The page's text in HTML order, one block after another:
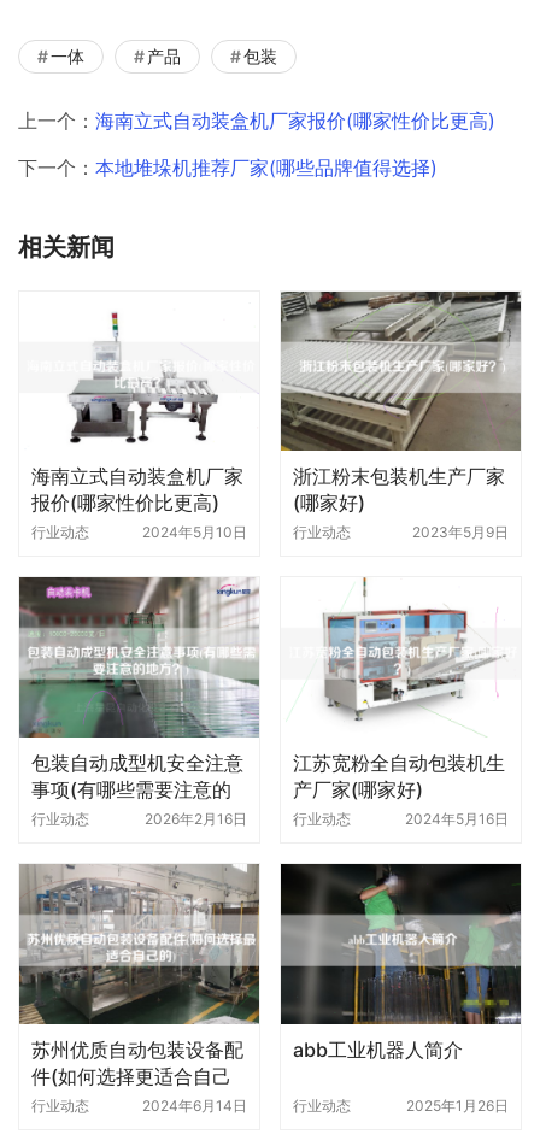
一体 产品 包装
上一个： 海南立式自动装盒机厂家报价(哪家性价比更高)
下一个： 本地堆垛机推荐厂家(哪些品牌值得选择)
相关新闻
海南立式自动装盒机厂家
报价(哪家性价比更高)
行业动态 2024年5月10日
浙江粉末包装机生产厂家
(哪家好)
行业动态 2023年5月9日
包装自动成型机安全注意
事项(有哪些需要注意的
地方)
行业动态 2026年2月16日
江苏宽粉全自动包装机生
产厂家(哪家好)
行业动态 2024年5月16日
苏州优质自动包装设备配
件(如何选择更适合自己
的)
行业动态 2024年6月14日
abb工业机器人简介
行业动态 2025年1月26日